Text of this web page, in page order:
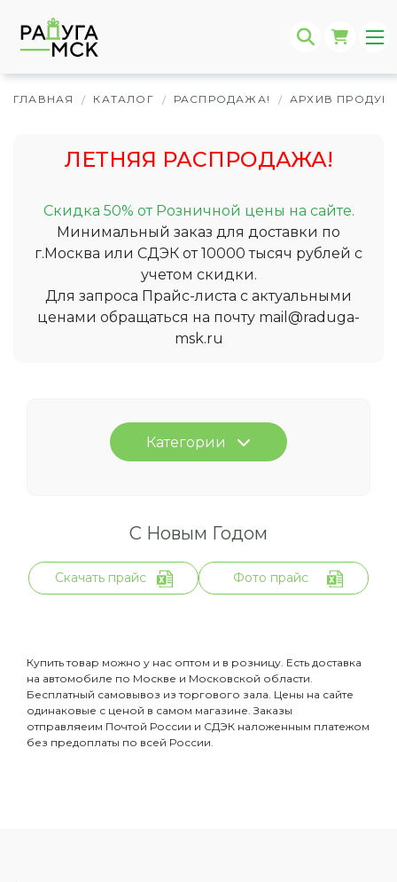
ГЛАВНАЯ / КАТАЛОГ / РАСПРОДАЖА! / АРХИВ
ЛЕТНЯЯ РАСПРОДАЖА!
Скидка 50% от Розничной цены на сайте.
Минимальный заказ для доставки по
г.Москва или СДЭК от 10000 тысяч рублей с
учетом скидки.
Для запроса Прайс-листа с актуальными
ценами обращаться на почту mail@raduga-
msk.ru
Категории
С Новым Годом
Скачать прайс Фото прайс
Купить товар можно у нас оптом и в розницу. Есть доставка
на автомобиле по Москве и Московской области.
Бесплатный самовывоз из торгового зала. Цены на сайте
одинаковые с ценой в самом магазине. Заказы
отправляеим Почтой России и СДЭК наложенным платежом
без предоплаты по всей России.